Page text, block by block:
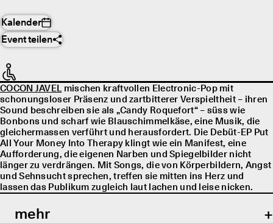
Kalender
Event teilen
COCON JAVELmischen kraftvollen Electronic-Pop mit
schonungsloser Präsenz und zartbitterer Verspieltheit – ihren
Sound beschreiben sie als „Candy Roquefort“ – süss wie
Bonbons und scharf wie Blauschimmelkäse, eine Musik, die
gleichermassen verführt und herausfordert. Die Debüt-EP Put
All Your Money Into Therapy klingt wie ein Manifest, eine
Aufforderung, die eigenen Narben und Spiegelbilder nicht
länger zu verdrängen. Mit Songs, die von Körperbildern, Angst
und Sehnsucht sprechen, treffen sie mitten ins Herz und
lassen das Publikum zugleich laut lachen und leise nicken.
mehr